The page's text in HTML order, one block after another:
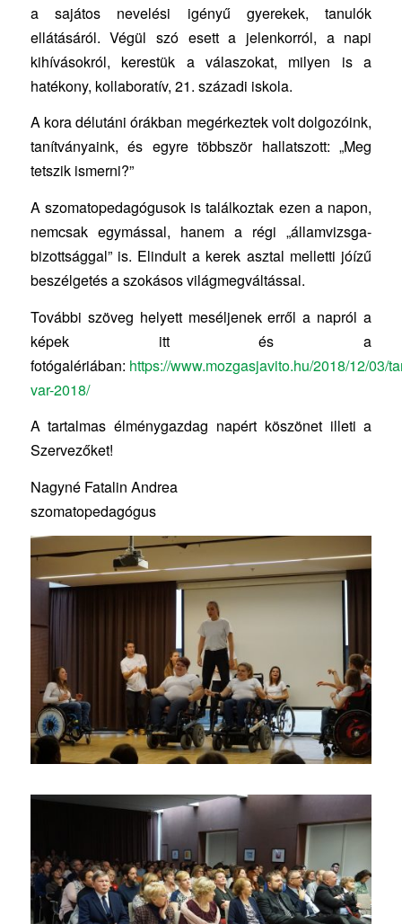
a sajátos nevelési igényű gyerekek, tanulók
ellátásáról. Végül szó esett a jelenkorról, a napi
kihívásokról, kerestük a válaszokat, milyen is a
hatékony, kollaboratív, 21. századi iskola.
A kora délutáni órákban megérkeztek volt dolgozóink,
tanítványaink, és egyre többször hallatszott: „Meg
tetszik ismerni?”
A szomatopedagógusok is találkoztak ezen a napon,
nemcsak egymással, hanem a régi „államvizsga-
bizottsággal” is. Elindult a kerek asztal melletti jóízű
beszélgetés a szokásos világmegváltással.
További szöveg helyett meséljenek erről a napról a
képek itt és a
fotógalériában: https://www.mozgasjavito.hu/2018/12/03/
var-2018/
A tartalmas élménygazdag napért köszönet illeti a
Szervezőket!
Nagyné Fatalin Andrea
szomatopedagógus